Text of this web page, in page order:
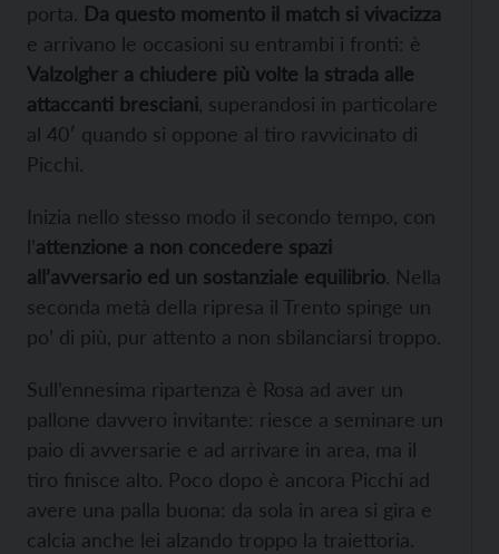
porta. Da questo momento il match si vivacizza
e arrivano le occasioni su entrambi i fronti: è
Valzolgher a chiudere più volte la strada alle
attaccanti bresciani , superandosi in particolare
al 40′ quando si oppone al tiro ravvicinato di
Picchi.
Inizia nello stesso modo il secondo tempo, con
l’attenzione a non concedere spazi
all’avversario ed un sostanziale equilibrio. Nella
seconda metà della ripresa il Trento spinge un
po’ di più, pur attento a non sbilanciarsi troppo.
Sull’ennesima ripartenza è Rosa ad aver un
pallone davvero invitante: riesce a seminare un
paio di avversarie e ad arrivare in area, ma il
tiro finisce alto. Poco dopo è ancora Picchi ad
avere una palla buona: da sola in area si gira e
calcia anche lei alzando troppo la traiettoria.